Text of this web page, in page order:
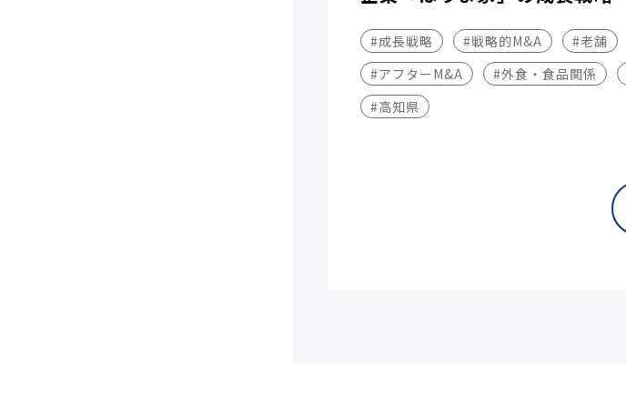
#成長戦略 #戦略的M&A
#老舗
#アフターM&A
#外食・食品関係
#高知県